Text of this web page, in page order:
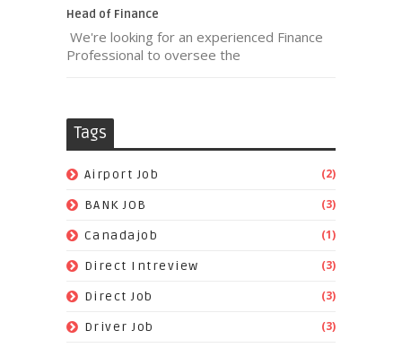
Head of Finance
We're looking for an experienced Finance
Professional to oversee the
Tags
Airport Job (2)
BANK JOB (3)
Canadajob (1)
Direct Intreview (3)
Direct Job (3)
Driver Job (3)